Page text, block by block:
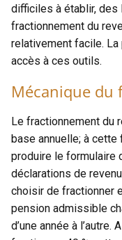
difficiles à établir,
fractionnement du
relativement facile.
accès à ces outils.
Mécanique
Le fractionnement du
base annuelle; à
produire le formulaire
déclarations de
choisir de fractionner
pension admissible
d’une année à